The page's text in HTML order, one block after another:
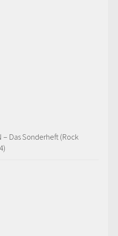
– Das Sonderheft (Rock